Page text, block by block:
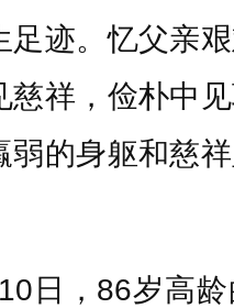
足迹。忆父亲
慈祥，俭朴中
弱的身躯和慈
，86岁高龄